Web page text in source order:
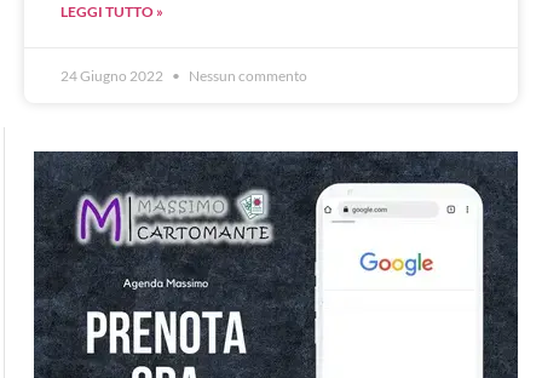
LEGGI TUTTO »
24 Giugno 2022 Nessun commento